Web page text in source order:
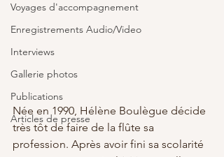
Voyages d'accompagnement
Enregistrements Audio/Video
Interviews
Gallerie photos
Publications
Articles de presse
Née en 1990, Hélène Boulègue décide
très tôt de faire de la flûte sa
profession. Après avoir fini sa scolarité